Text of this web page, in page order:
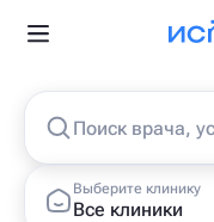
Поиск врача,
Выберите клинику
Все клиники